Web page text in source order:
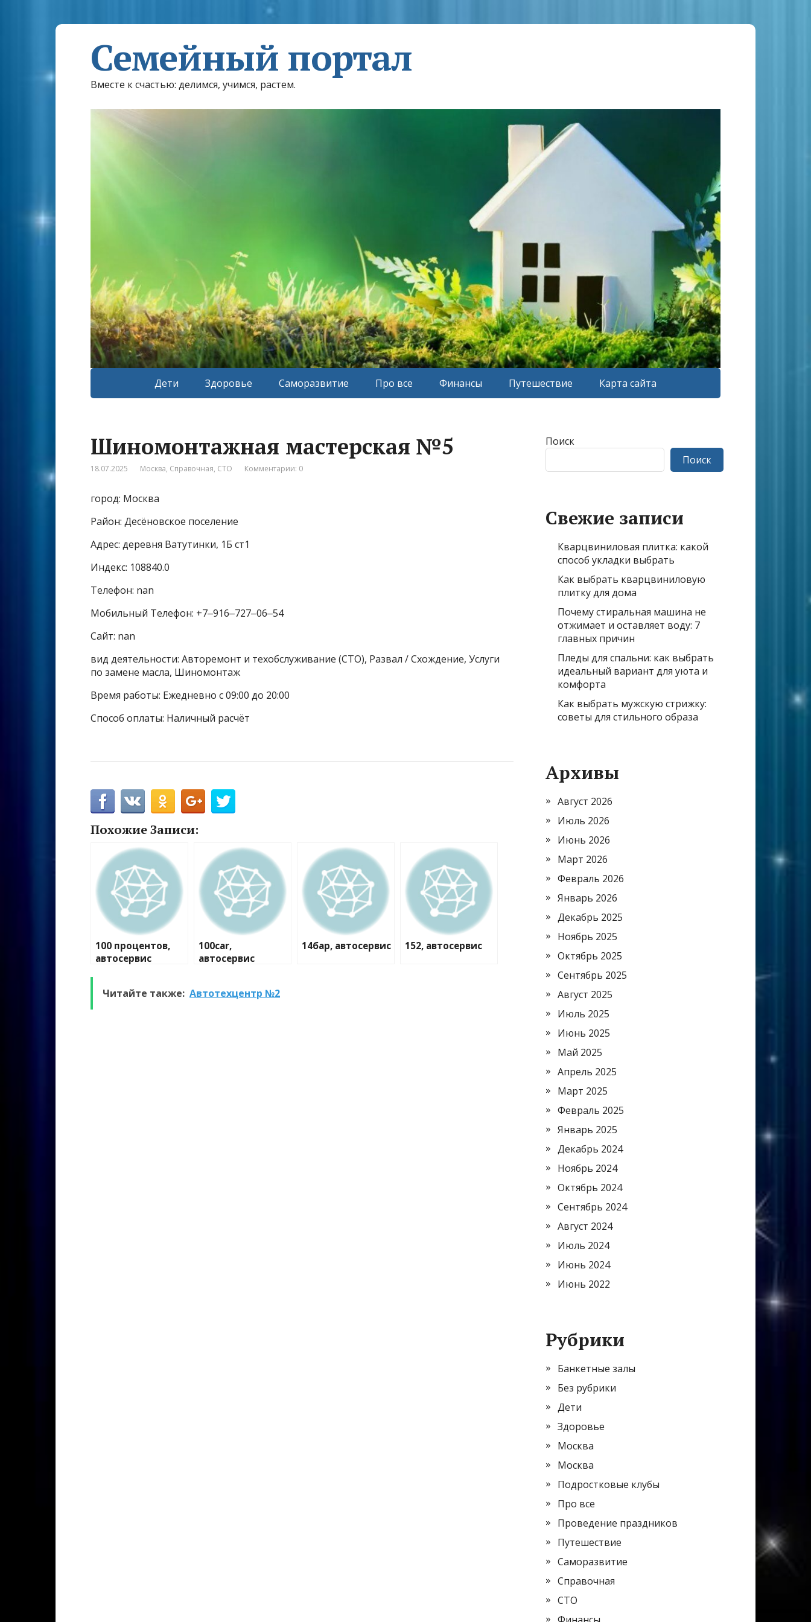
Семейный портал
Вместе к счастью: делимся, учимся, растем.
Дети Здоровье Саморазвитие Про все Финансы Путешествие Карта сайта
Шиномонтажная мастерская №5
18.07.2025 Москва, Справочная, СТО Комментарии: 0
город: Москва
Район: Десёновское поселение
Адрес: деревня Ватутинки, 1Б ст1
Индекс: 108840.0
Телефон: nan
Мобильный Телефон: +7‒916‒727‒06‒54
Сайт: nan
вид деятельности: Авторемонт и техобслуживание (СТО), Развал / Схождение, Услуги
по замене масла, Шиномонтаж
Время работы: Ежедневно с 09:00 до 20:00
Способ оплаты: Наличный расчёт
Похожие Записи:
100 процентов,
автосервис
100car,
автосервис
14бар, автосервис 152, автосервис
Читайте также: Автотехцентр №2
Поиск
Поиск
Свежие записи
Кварцвиниловая плитка: какой
способ укладки выбрать
Как выбрать кварцвиниловую
плитку для дома
Почему стиральная машина не
отжимает и оставляет воду: 7
главных причин
Пледы для спальни: как выбрать
идеальный вариант для уюта и
комфорта
Как выбрать мужскую стрижку:
советы для стильного образа
Архивы
Август 2026
Июль 2026
Июнь 2026
Март 2026
Февраль 2026
Январь 2026
Декабрь 2025
Ноябрь 2025
Октябрь 2025
Сентябрь 2025
Август 2025
Июль 2025
Июнь 2025
Май 2025
Апрель 2025
Март 2025
Февраль 2025
Январь 2025
Декабрь 2024
Ноябрь 2024
Октябрь 2024
Сентябрь 2024
Август 2024
Июль 2024
Июнь 2024
Июнь 2022
Рубрики
Банкетные залы
Без рубрики
Дети
Здоровье
Москва
Москва
Подростковые клубы
Про все
Проведение праздников
Путешествие
Саморазвитие
Справочная
СТО